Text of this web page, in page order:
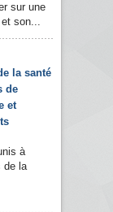
sur une
son...
la santé
de
et
à
de la